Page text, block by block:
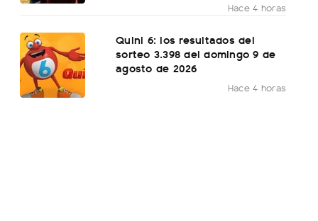
Hace 4 horas
Quini 6: los resultados del
sorteo 3.398 del domingo 9 de
agosto de 2026
Hace 4 horas